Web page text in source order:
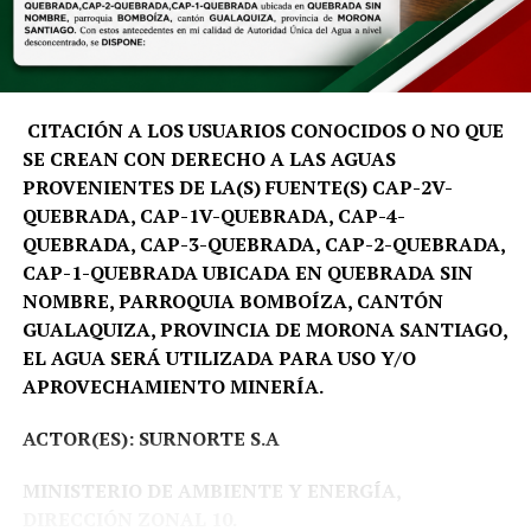
fortalezcan la toma de decisiones y el desarrollo
sostenible de Galápagos», señala David Santiago Salinas
Aleaga, docente e investigador de la carrera de Turismo
de la UTPL.
La metodología del programa inicia con una fase de
preparación virtual y culmina con una inmersión
académica en la isla Santa Cruz. Durante esta etapa, los
equipos multidisciplinarios trabajarán de manera
conjunta con actores estratégicos de la región, entre
ellos la Fundación Charles Darwin, el Parque Nacional
Galápagos, la Cámara de Comercio local, organizaciones
sociales y emprendedores. Este trabajo colaborativo
permitirá que las propuestas se construyan desde la
realidad del territorio y cuenten con mayores
posibilidades de implementación.
CITACIÓN A LOS USUARIOS CONOCIDOS O NO QUE
SE CREAN CON DERECHO A LAS AGUAS
PROVENIENTES DE LA(S) FUENTE(S) CAP-2V-
QUEBRADA, CAP-1V-QUEBRADA, CAP-4-
QUEBRADA, CAP-3-QUEBRADA, CAP-2-QUEBRADA,
CAP-1-QUEBRADA UBICADA EN QUEBRADA SIN
NOMBRE, PARROQUIA BOMBOÍZA, CANTÓN
GUALAQUIZA, PROVINCIA DE MORONA SANTIAGO,
EL AGUA SERÁ UTILIZADA PARA USO Y/O
APROVECHAMIENTO MINERÍA.
ACTOR(ES): SURNORTE S.A
MINISTERIO DE AMBIENTE Y ENERGÍA,